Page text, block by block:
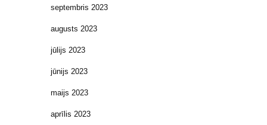
septembris 2023
augusts 2023
jūlijs 2023
jūnijs 2023
maijs 2023
aprīlis 2023